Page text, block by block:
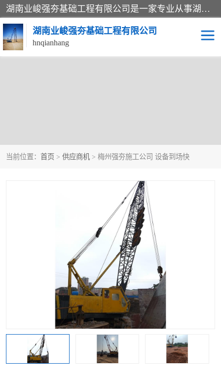
湖南业峻强夯基础工程有限公司是一家专业从事湖南强夯基础工程、强夯机租赁，地基处理的施工单位。业务覆盖：湖南、广东，江西等地。可承接1000KN.m-25000KN.m强夯（置换）工程。公司创始人是国内较早期从事强夯施工的建设者，经过多年的一步一个脚印的发展，在行业内具有较高的度和良好的口碑。
湖南业峻强夯基础工程有限公司
hnqianhang
当前位置： 首页 > 供应商机 > 梅州强夯施工公司 设备到场快